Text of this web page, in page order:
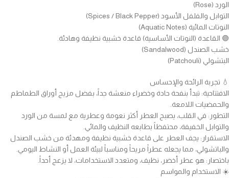
الورد (Rose)
التوابل والفلفل الأسود (Spices / Black Pepper)
النوتات المائية (Aquatic Notes)
🟣 القاعدة (النوتات الأساسية) قاعدة خشبية نظيفة وهادئة.
خشب الصندل (Sandalwood)
البتشولي (Patchouli)
💧 تجربة الرائحة والإحساس
الافتتاحية: تبدأ بنفحة حادة وخضراء منعشة جداً، بفضل مزيج أوراق الطماطم
والحمضيات اللامعة.
التطور: في القلب، يصبح العطر أكثر نعومة وعطرية مع لمسة من الورد
والتوابل الخفيفة، محتفظاً بطابعه النظيف والمائي.
الاستقرار: يجف العطر على قاعدة خشبية نظيفة ومهدئة من خشب الصندل
والباتشولي، مما يجعله عطراً مريحاً ومناسباً لبيئة العمل أو النشاط اليومي.
باختصار: هو عطر أخضر، نظيف، ومتعدد الاستخدامات، لا يزعج أحداً.
☀️ الاستخدام والمواسم